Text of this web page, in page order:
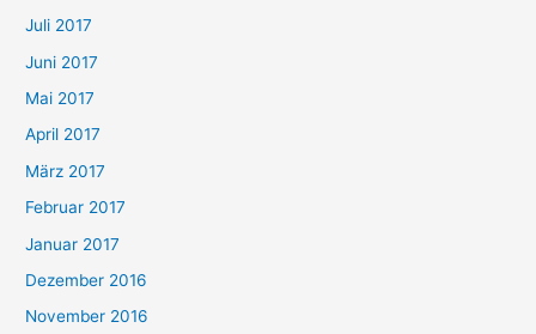
Juli 2017
Juni 2017
Mai 2017
April 2017
März 2017
Februar 2017
Januar 2017
Dezember 2016
November 2016